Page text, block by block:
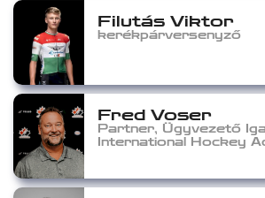
Filutás Viktor
kerékpárversenyző
Fred Voser
Partner, Ügyvezető
International Hockey